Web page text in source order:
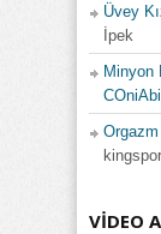
Üvey
İpek
Minyon
COniAbi
VIDEO